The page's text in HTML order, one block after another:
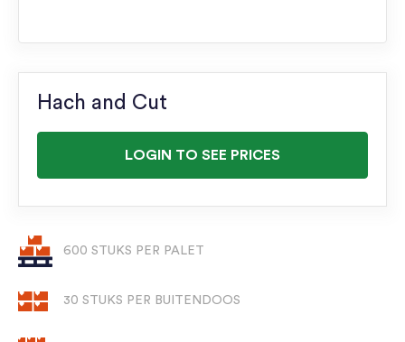
Hach and Cut
LOGIN TO SEE PRICES
600 STUKS PER PALET
30 STUKS PER BUITENDOOS